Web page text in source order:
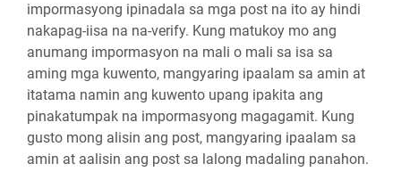
impormasyong ipinadala sa mga post na ito ay hindi
nakapag-iisa na na-verify. Kung matukoy mo ang
anumang impormasyon na mali o mali sa isa sa
aming mga kuwento, mangyaring ipaalam sa amin at
itatama namin ang kuwento upang ipakita ang
pinakatumpak na impormasyong magagamit. Kung
gusto mong alisin ang post, mangyaring ipaalam sa
amin at aalisin ang post sa lalong madaling panahon.